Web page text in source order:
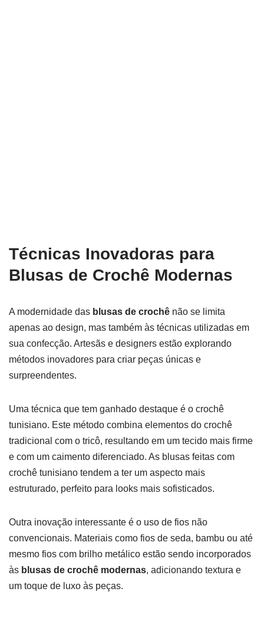
Técnicas Inovadoras para
Blusas de Crochê Modernas
A modernidade das blusas de crochê não se limita
apenas ao design, mas também às técnicas utilizadas em
sua confecção. Artesãs e designers estão explorando
métodos inovadores para criar peças únicas e
surpreendentes.
Uma técnica que tem ganhado destaque é o crochê
tunisiano. Este método combina elementos do crochê
tradicional com o tricô, resultando em um tecido mais firme
e com um caimento diferenciado. As blusas feitas com
crochê tunisiano tendem a ter um aspecto mais
estruturado, perfeito para looks mais sofisticados.
Outra inovação interessante é o uso de fios não
convencionais. Materiais como fios de seda, bambu ou até
mesmo fios com brilho metálico estão sendo incorporados
às blusas de crochê modernas, adicionando textura e
um toque de luxo às peças.